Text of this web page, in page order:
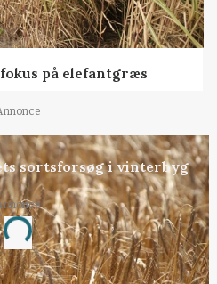
på elefantgræs
sortsforsøg i vinterbyg
Loading...